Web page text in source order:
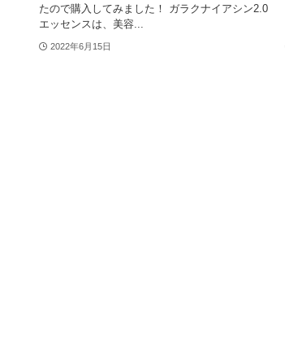
たので購入してみました！ ガラクナイアシン2.0
エッセンスは、美容...
2022年6月15日